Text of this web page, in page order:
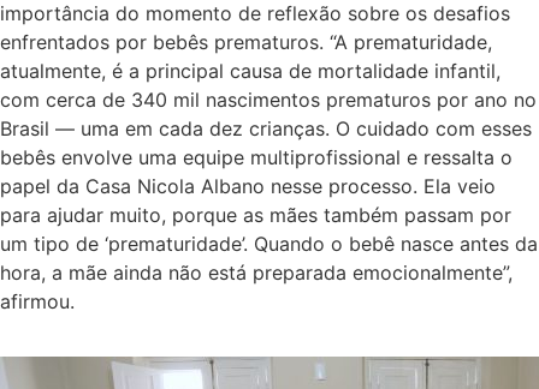
importância do momento de reflexão sobre os desafios
enfrentados por bebês prematuros. “A prematuridade,
atualmente, é a principal causa de mortalidade infantil,
com cerca de 340 mil nascimentos prematuros por ano no
Brasil — uma em cada dez crianças. O cuidado com esses
bebês envolve uma equipe multiprofissional e ressalta o
papel da Casa Nicola Albano nesse processo. Ela veio
para ajudar muito, porque as mães também passam por
um tipo de ‘prematuridade’. Quando o bebê nasce antes da
hora, a mãe ainda não está preparada emocionalmente”,
afirmou.